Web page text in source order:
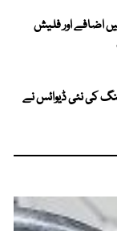
اضافے اور فلیش
کی نئی ڈیوائس نے